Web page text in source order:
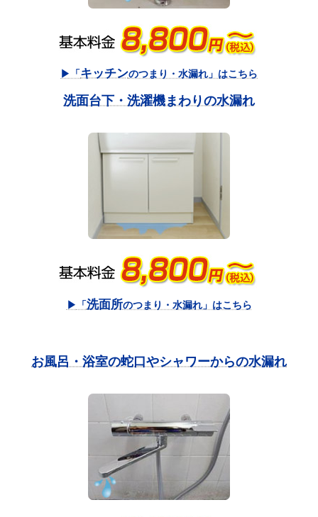
▶「キッチンのつまり・水漏れ」はこちら
洗面台下・洗濯機まわりの水漏れ
▶ 「洗面所のつまり・水漏れ」はこちら
お風呂・浴室の蛇口やシャワーからの水漏れ